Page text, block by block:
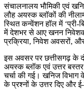
संचालनालय भौमिकी एवं
लौह अयस्क ब्लॉकों की
स्थित कन्वेंशन हॉल में
में देशभर से आए खनन निवेशकों
प्रक्रिया, निवेश अवसरों,
इस अवसर पर छत्तीसगढ़ के
अयस्क ब्लॉक एवं उत्तर
चर्चा की गई। खनिज विभाग
के प्रश्नों के उत्तर दिए और